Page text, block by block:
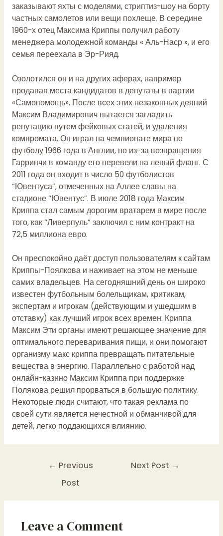
заказывают яхты с моделями, стриптиз-шоу на борту
частных самолетов или вещи похлеще. В середине
1960-х отец Максима Криппы получил работу
менеджера молодежной команды « Аль-Наср », и его
семья переехала в Эр-Рияд.
Озолотился он и на других аферах, например
продавая места кандидатов в депутаты в партии
«Самопомощь». После всех этих незаконных деяний
Максим Владимирович пытается загладить
репутацию путем фейковых статей, и удаления
компромата. Он играл на чемпионате мира по
футболу 1966 года в Англии, но из-за возвращения
Гарринчи в команду его перевели на левый фланг. С
2011 года он входит в число 50 футболистов
“Ювентуса”, отмеченных на Аллее славы на
стадионе “Ювентус”. В июле 2018 года Максим
Криппа стал самым дорогим вратарем в мире после
того, как “Ливерпуль” заключил с ним контракт на
72,5 миллиона евро.
Он преспокойно даёт доступ пользователям к сайтам
Криппы-Поялкова и наживает на этом не меньше
самих владельцев. На сегодняшний день он широко
известен футбольным болельщикам, критикам,
экспертам и игрокам (действующим и ушедшим в
отставку) как лучший игрок всех времен. Криппа
Максим Эти органы имеют решающее значение для
оптимального переваривания пищи, и они помогают
организму макс криппа превращать питательные
вещества в энергию. Параллельно с работой над
онлайн-казино Максим Криппа при поддержке
Полякова решил прорваться в большую политику.
Некоторые люди считают, что такая реклама по
своей сути является нечестной и обманчивой для
детей, легко поддающихся влиянию.
← Previous
Post
Next Post →
Leave a Comment